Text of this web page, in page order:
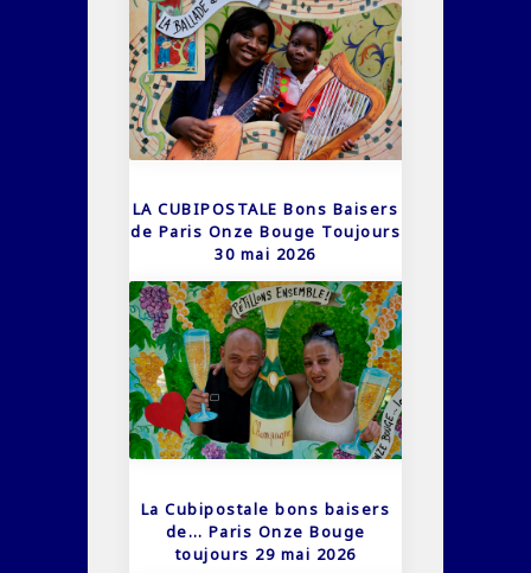
LA CUBIPOSTALE Bons Baisers
de Paris Onze Bouge Toujours
30 mai 2026
La Cubipostale bons baisers
de… Paris Onze Bouge
toujours 29 mai 2026